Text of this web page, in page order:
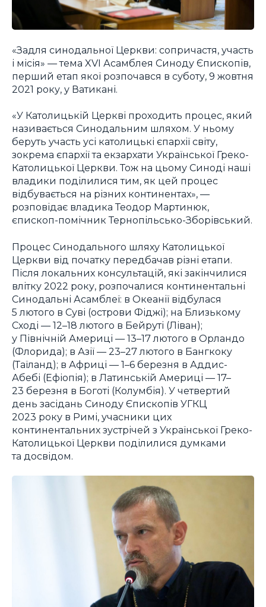
«Задля синодальної Церкви: сопричастя, участь
і місія» — тема XVI Асамблея Синоду Єпископів,
перший етап якої розпочався в суботу, 9 жовтня
2021 року, у Ватикані.
«У Католицькій Церкві проходить процес, який
називається Синодальним шляхом. У ньому
беруть участь усі католицькі єпархії світу,
зокрема єпархії та екзархати Української Греко-
Католицької Церкви. Тож на цьому Синоді наші
владики поділилися тим, як цей процес
відбувається на різних континентах», —
розповідає владика Теодор Мартинюк,
єпископ-помічник Тернопільсько-Зборівський.
Процес Синодального шляху Католицької
Церкви від початку передбачав різні етапи.
Після локальних консультацій, які закінчилися
влітку 2022 року, розпочалися континентальні
Синодальні Асамблеї: в Океанії відбулася
5 лютого в Суві (острови Фіджі); на Близькому
Сході — 12–18 лютого в Бейруті (Ліван);
у Північній Америці — 13–17 лютого в Орландо
(Флорида); в Азії — 23–27 лютого в Бангкоку
(Таїланд); в Африці — 1–6 березня в Аддис-
Абебі (Ефіопія); в Латинській Америці — 17–
23 березня в Боготі (Колумбія). У четвертий
день засідань Синоду Єпископів УГКЦ
2023 року в Римі, учасники цих
континентальних зустрічей з Української Греко-
Католицької Церкви поділилися думками
та досвідом.